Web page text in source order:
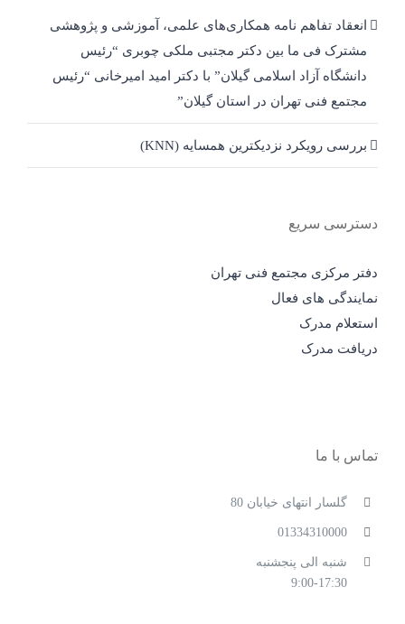
انعقاد تفاهم نامه همکاری‌های علمی، آموزشی و پژوهشی
مشترک فی ما بین دکتر مجتبی ملکی چوبری “رئیس
دانشگاه آزاد اسلامی گیلان” با دکتر امید امیرخانی “رئیس
مجتمع فنی تهران در استان گیلان”
بررسی رویکرد نزدیکترین همسایه (KNN)
دسترسی سریع
دفتر مرکزی مجتمع فنی تهران
نمایندگی های فعال
استعلام مدرک
دریافت مدرک
تماس با ما
گلسار انتهای خیابان 80
01334310000
شنبه الی پنجشنبه
9:00-17:30